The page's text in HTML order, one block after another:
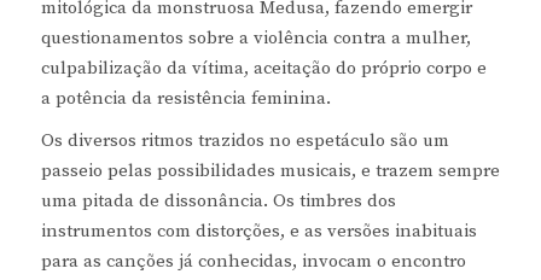
mitológica da monstruosa Medusa, fazendo emergir
questionamentos sobre a violência contra a mulher,
culpabilização da vítima, aceitação do próprio corpo e
a potência da resistência feminina.
Os diversos ritmos trazidos no espetáculo são um
passeio pelas possibilidades musicais, e trazem sempre
uma pitada de dissonância. Os timbres dos
instrumentos com distorções, e as versões inabituais
para as canções já conhecidas, invocam o encontro